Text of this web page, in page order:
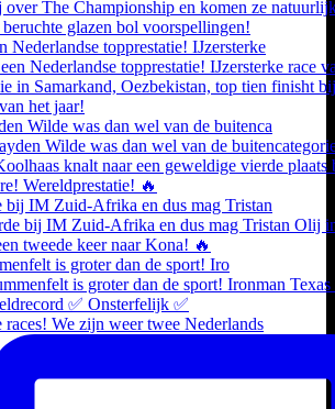
Nederlandse topprestatie! IJzersterke
Wilde was dan wel van de buitenca
IM Zuid-Afrika en dus mag Tristan
is groter dan de sport! Iro
races! We zijn weer twee Nederlands